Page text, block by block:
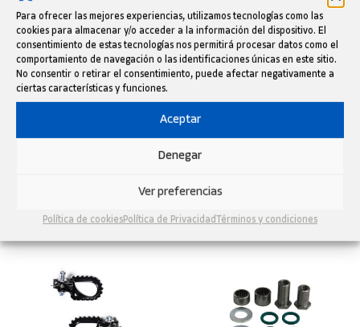
Para ofrecer las mejores experiencias, utilizamos tecnologías como las
cookies para almacenar y/o acceder a la información del dispositivo. El
consentimiento de estas tecnologías nos permitirá procesar datos como el
comportamiento de navegación o las identificaciones únicas en este sitio.
No consentir o retirar el consentimiento, puede afectar negativamente a
ciertas características y funciones.
Aceptar
Denegar
Ver preferencias
Política de cookiesPolítica de Privacidad Términos y condiciones
PRODUCTOS RELACIONADOS
€ IVA incluido
50 20″ 2025
Recambios Serie 3